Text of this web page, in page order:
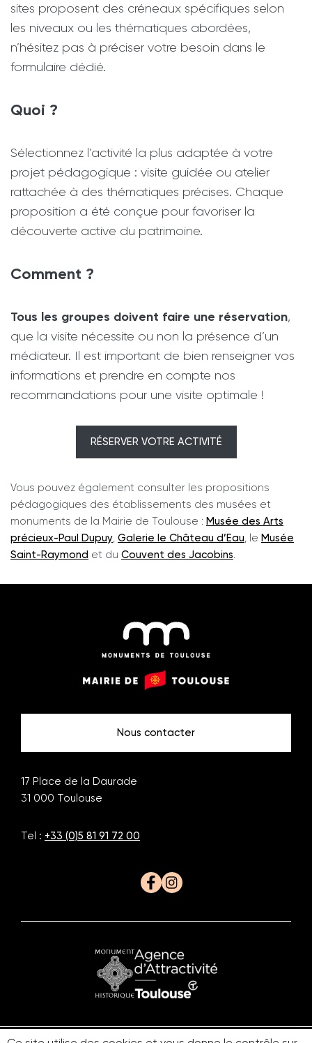
sites proposent des créneaux spécifiques selon
les niveaux ou les thématiques abordées,
n’hésitez pas à préciser votre besoin dans le
formulaire dédié.
Quoi ?
Sélectionnez l’activité la plus adaptée à votre
projet pédagogique : visite guidée ou atelier
rattachée à des thématiques précises. Chaque
proposition a été conçue pour favoriser la
découverte active du patrimoine.
Comment ?
Tous les groupes doivent faire une réservation,
que la visite nécessite ou non la présence d’un
médiateur. Il est important de bien renseigner vos
informations et prendre en compte nos
recommandations pour une visite optimale !
RÉSERVER VOTRE ACTIVITÉ
Vous pouvez également consulter les propositions
pédagogiques des établissements des musées et
monuments de la Mairie de Toulouse : Musée des Arts
précieux-Paul Dupuy Galerie le Château d’Eau , le Musée
Saint-Raymond et du Couvent des Jacobins
Monuments Mairie
Nous contacter
17 Place de la Daurade
31 000 Toulouse
Tel : +33 (0)5 81 91 72 00
FacebookInstagram
Tourisme